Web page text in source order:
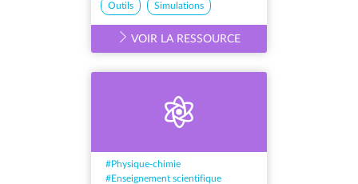
Outils Simulations
VOIR LA RESSOURCE
#Physique-chimie
#Enseignement scientifique